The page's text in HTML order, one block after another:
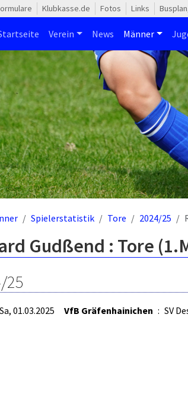
Klubkasse.de Fotos Links
Verein News Männer
Spielerstatistik Tore 2024/25
Gudßend : Tore
25
Sa, 01.03.2025 VfB Gräfenhainichen : SV